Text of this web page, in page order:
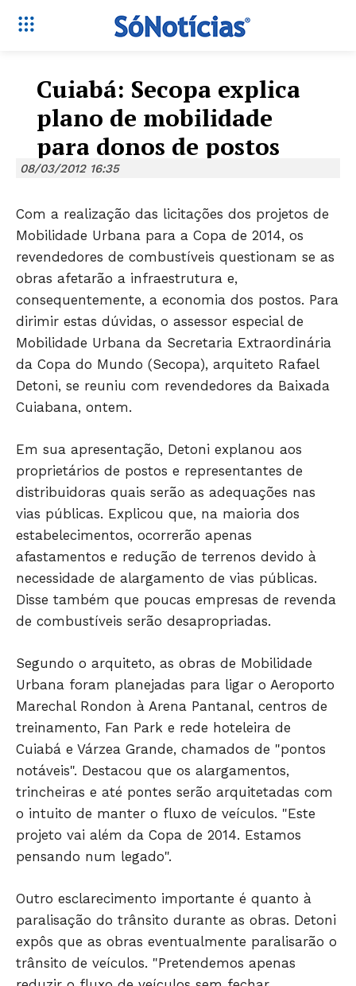
JUNTE-SE NO WHATSAPP
HOME
POLÍTICA
Cuiabá: Secopa explica
plano de mobilidade
para donos de postos
08/03/2012 16:35
Com a realização das licitações dos projetos de
Mobilidade Urbana para a Copa de 2014, os
revendedores de combustíveis questionam se as
obras afetarão a infraestrutura e,
consequentemente, a economia dos postos. Para
dirimir estas dúvidas, o assessor especial de
Mobilidade Urbana da Secretaria Extraordinária
da Copa do Mundo (Secopa), arquiteto Rafael
Detoni, se reuniu com revendedores da Baixada
Cuiabana, ontem.
Em sua apresentação, Detoni explanou aos
proprietários de postos e representantes de
distribuidoras quais serão as adequações nas
vias públicas. Explicou que, na maioria dos
estabelecimentos, ocorrerão apenas
afastamentos e redução de terrenos devido à
necessidade de alargamento de vias públicas.
Disse também que poucas empresas de revenda
de combustíveis serão desapropriadas.
Segundo o arquiteto, as obras de Mobilidade
Urbana foram planejadas para ligar o Aeroporto
Marechal Rondon à Arena Pantanal, centros de
treinamento, Fan Park e rede hoteleira de
Cuiabá e Várzea Grande, chamados de "pontos
notáveis". Destacou que os alargamentos,
trincheiras e até pontes serão arquitetadas com
o intuito de manter o fluxo de veículos. "Este
projeto vai além da Copa de 2014. Estamos
pensando num legado".
Outro esclarecimento importante é quanto à
paralisação do trânsito durante as obras. Detoni
expôs que as obras eventualmente paralisarão o
trânsito de veículos. "Pretendemos apenas